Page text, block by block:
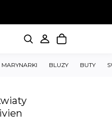
MARYNARKI BLUZY BUTY